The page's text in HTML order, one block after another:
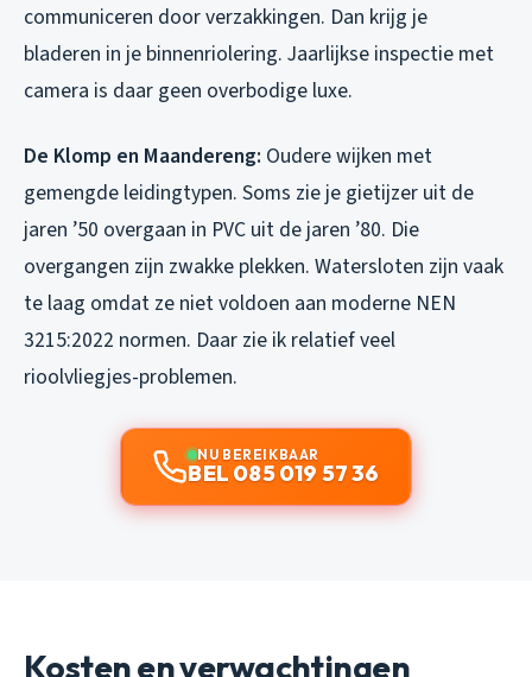
communiceren door verzakkingen. Dan krijg je
bladeren in je binnenriolering. Jaarlijkse inspectie met
camera is daar geen overbodige luxe.
De Klomp en Maandereng: Oudere wijken met
gemengde leidingtypen. Soms zie je gietijzer uit de
jaren ’50 overgaan in PVC uit de jaren ’80. Die
overgangen zijn zwakke plekken. Watersloten zijn vaak
te laag omdat ze niet voldoen aan moderne NEN
3215:2022 normen. Daar zie ik relatief veel
rioolvliegjes-problemen.
NU BEREIKBAAR
BEL 085 019 57 36
Kosten en verwachtingen